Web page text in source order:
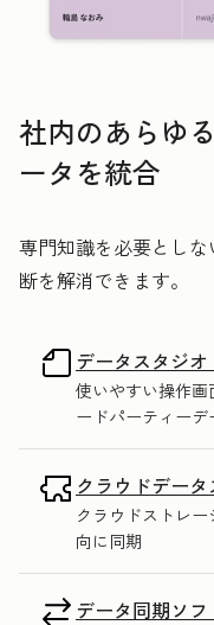
社内のあらゆ
ータを統合
専門知識を必要とし
断を解消できます。
データスタジオ
使いやすい操作
ードパーティー
クラウドデータ
クラウドストレ
向に同期
データ同期ソ